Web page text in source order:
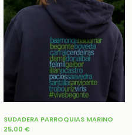
SUDADERA PARROQUIAS MARINO
25,00 €